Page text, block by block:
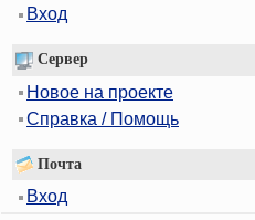
Вход
Сервер
Новое на проекте
Справка / Помощь
Почта
Вход